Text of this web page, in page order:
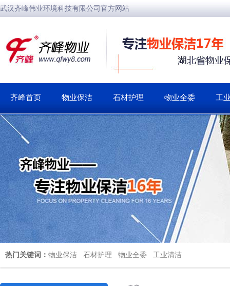
武汉齐峰伟业环境科技有限公司官方网站
齐峰首页 物业保洁 石材护理 物业全委 工
热门关键词： 物业保洁 石材护理 物业全委 工业清洁